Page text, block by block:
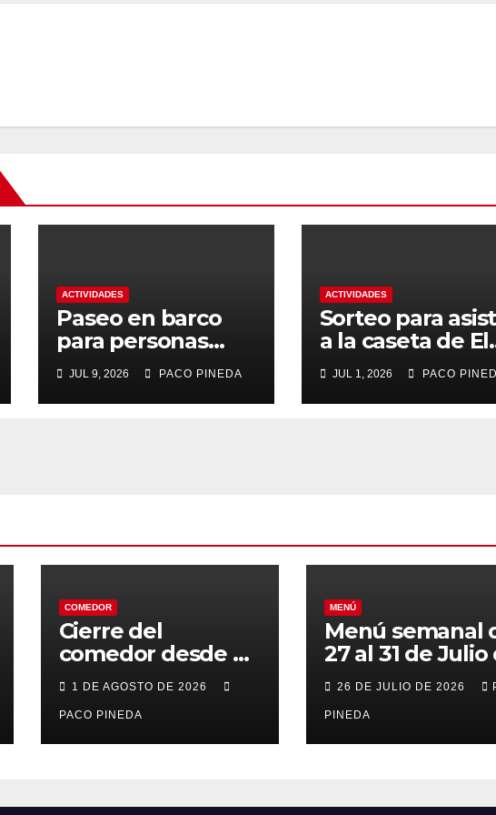
ACTIVIDADES
Paseo en barco
para personas
mayores
JUL 9, 2026 PACO PINEDA
ACTIVIDADES
Sorteo para
a la caseta de El
Rengue, Feria
Málaga 2026
JUL 1, 2026 PACO
COMEDOR
Cierre del
comedor desde el
7 al 21 de Agosto
por vacaciones
1 DE AGOSTO DE 2026
PACO PINEDA
MENÚ
Menú semanal
27 al 31 de Julio
2026
26 DE JULIO DE 2026
PINEDA